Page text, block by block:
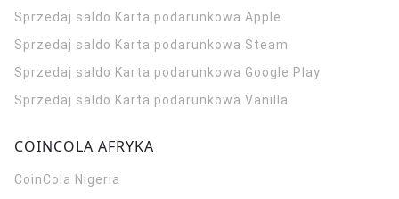
Sprzedaj saldo Karta podarunkowa Apple
Sprzedaj saldo Karta podarunkowa Steam
Sprzedaj saldo Karta podarunkowa Google Play
Sprzedaj saldo Karta podarunkowa Vanilla
COINCOLA AFRYKA
CoinCola Nigeria